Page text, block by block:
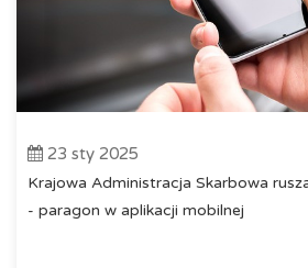
23 sty 2025
Krajowa Administracja Skarbowa
- paragon w aplikacji mobilnej